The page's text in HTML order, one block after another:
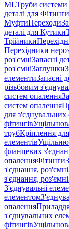
MLТруби
деталі для Фітинги
МуфтиПереходи
деталі для Кутики
Трійники
Перехідники
роз'ємніЗапасні
роз'ємніЗаглушки
елементиЗапасні
різьбовим
систем опалення
систем опалення
для з'єднувальних
фітингів
трубКріплення
елементів
фланцевих
опаленняФітинги
з'єднання, роз'ємні
з'єднання, роз'ємні
З'єднувальні
елементом
опалення
з'єднувальних
фітингів